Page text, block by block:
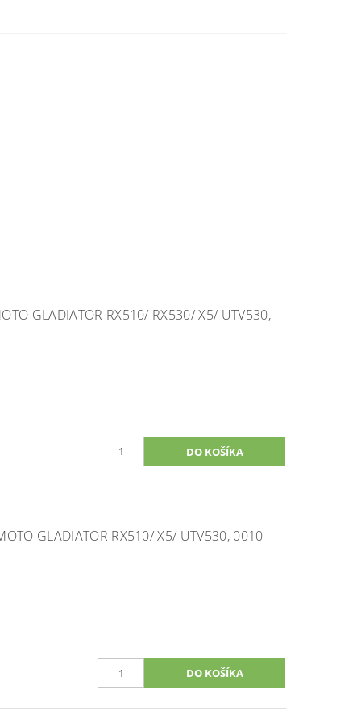
GLADIATOR RX510/ RX530/ X5/ UTV530,
GLADIATOR RX510/ X5/ UTV530, 0010-